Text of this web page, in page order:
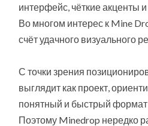
интерфейс, чёткие акценты
Во многом интерес к Mine
счёт удачного визуального
С точки зрения
выглядит как проект,
понятный и быстрый формат
Поэтому Minedrop нередко